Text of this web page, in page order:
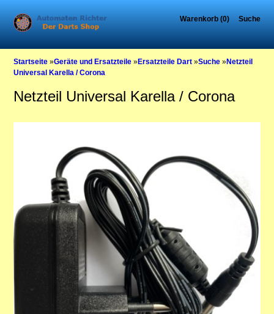
Warenkorb (0) Suche
Startseite »Geräte und Ersatzteile »Ersatzteile Dart »Suche »Netzteil
Universal Karella / Corona
Netzteil Universal Karella / Corona